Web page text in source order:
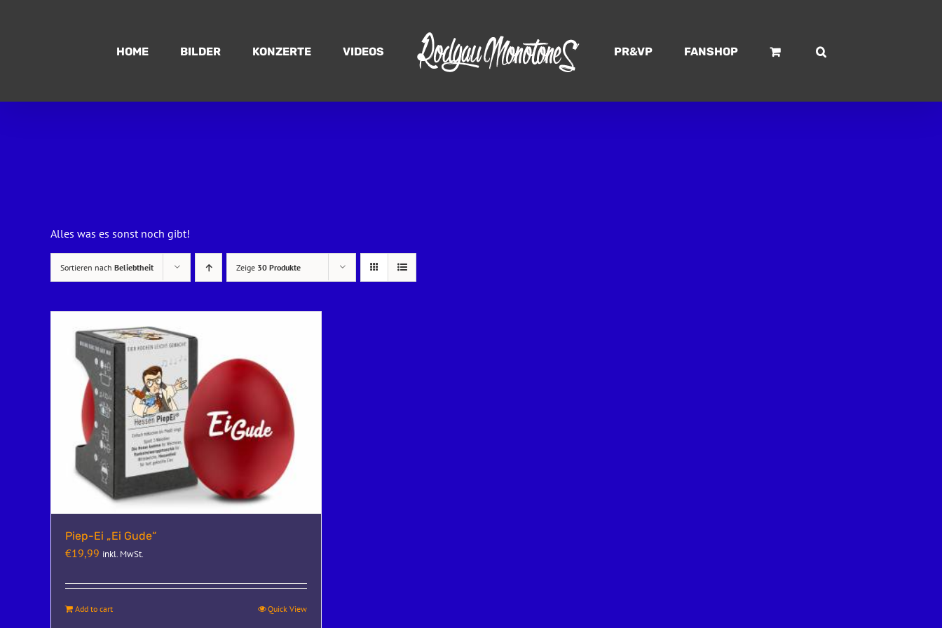
HOME BILDER KONZERTE VIDEOS PR&VP FANSHOP
Alles was es sonst noch gibt!
Sortieren nach Beliebtheit Zeige 30 Produkte
Piep-Ei „Ei Gude“
€19,99 inkl. MwSt.
Add to cart Quick View